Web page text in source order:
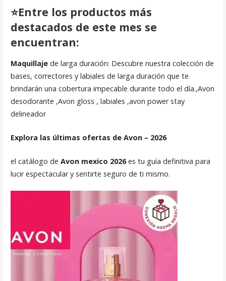
⭐Entre los productos más
destacados de este mes se
encuentran:
Maquillaje de larga duración: Descubre nuestra colección de
bases, correctores y labiales de larga duración que te
brindarán una cobertura impecable durante todo el día.,Avon
desodorante ,Avon gloss , labiales ,avon power stay
delineador
Explora las últimas ofertas de Avon – 2026
el catálogo de Avon mexico 2026es tu guía definitiva para
lucir espectacular y sentirte seguro de ti mismo.